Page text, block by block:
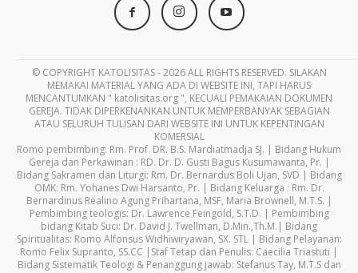
© COPYRIGHT KATOLISITAS - 2026 ALL RIGHTS RESERVED. SILAKAN
MEMAKAI MATERIAL YANG ADA DI WEBSITE INI, TAPI HARUS
MENCANTUMKAN " katolisitas.org ", KECUALI PEMAKAIAN DOKUMEN
GEREJA. TIDAK DIPERKENANKAN UNTUK MEMPERBANYAK SEBAGIAN
ATAU SELURUH TULISAN DARI WEBSITE INI UNTUK KEPENTINGAN
KOMERSIAL
Romo pembimbing: Rm. Prof. DR. B.S. Mardiatmadja SJ. | Bidang Hukum
Gereja dan Perkawinan : RD. Dr. D. Gusti Bagus Kusumawanta, Pr. |
Bidang Sakramen dan Liturgi: Rm. Dr. Bernardus Boli Ujan, SVD | Bidang
OMK: Rm. Yohanes Dwi Harsanto, Pr. | Bidang Keluarga : Rm. Dr.
Bernardinus Realino Agung Prihartana, MSF, Maria Brownell, M.T.S. |
Pembimbing teologis: Dr. Lawrence Feingold, S.T.D. | Pembimbing
bidang Kitab Suci: Dr. David J. Twellman, D.Min.,Th.M.| Bidang
Spiritualitas: Romo Alfonsus Widhiwiryawan, SX. STL | Bidang Pelayanan:
Romo Felix Supranto, SS.CC |Staf Tetap dan Penulis: Caecilia Triastuti |
Bidang Sistematik Teologi & Penanggung jawab: Stefanus Tay, M.T.S dan